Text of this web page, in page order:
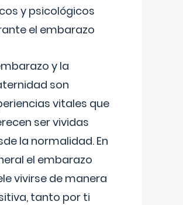
y psicológicos
el embarazo
y la
son
vitales que
ser vividas
la normalidad. En
el embarazo
vivirse de manera
tanto por ti